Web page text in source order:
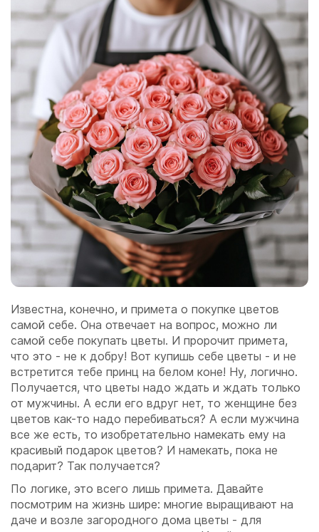
Известна, конечно, и примета о покупке цветов
самой себе. Она отвечает на вопрос, можно ли
самой себе покупать цветы. И пророчит примета,
что это - не к добру! Вот купишь себе цветы - и не
встретится тебе принц на белом коне! Ну, логично.
Получается, что цветы надо ждать и ждать только
от мужчины. А если его вдруг нет, то женщине без
цветов как-то надо перебиваться? А если мужчина
все же есть, то изобретательно намекать ему на
красивый подарок цветов? И намекать, пока не
подарит? Так получается?
По логике, это всего лишь примета. Давайте
посмотрим на жизнь шире: многие выращивают на
даче и возле загородного дома цветы - для